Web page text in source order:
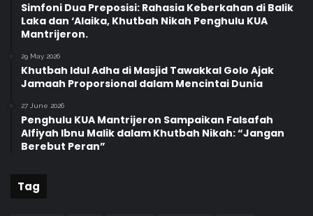
Simfoni Dua Preposisi: Rahasia Keberkahan di Balik
Laka dan ‘Alaika, Khutbah Nikah Penghulu KUA
Mantrijeron.
29 May 2026
Khutbah Idul Adha di Masjid Tawakkal Golo Ajak
Jamaah Proporsional dalam Mencintai Dunia
27 June 2026
Penghulu KUA Mantrijeron Sampaikan Falsafah
Alfiyah Ibnu Malik dalam Khutbah Nikah: “Jangan
Berebut Peran”
Tag